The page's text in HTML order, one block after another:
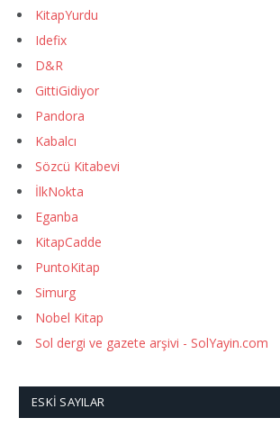
KitapYurdu
Idefix
D&R
GittiGidiyor
Pandora
Kabalcı
Sözcü Kitabevi
İlkNokta
Eganba
KitapCadde
PuntoKitap
Simurg
Nobel Kitap
Sol dergi ve gazete arşivi - SolYayin.com
ESKI SAYILAR